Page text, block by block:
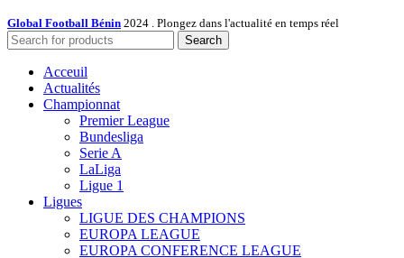
Global Football Bénin 2024 . Plongez dans l'actualité en temps réel
Search
Acceuil
Actualités
Championnat
Premier League
Bundesliga
Serie A
LaLiga
Ligue 1
Ligues
LIGUE DES CHAMPIONS
EUROPA LEAGUE
EUROPA CONFERENCE LEAGUE